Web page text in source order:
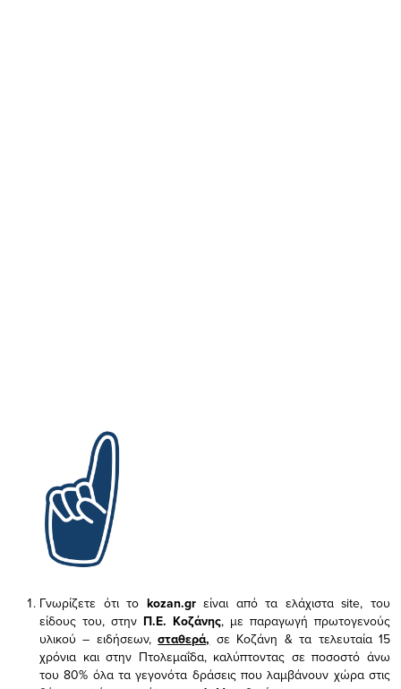
Γνωρίζετε ότι το kozan.gr είναι από τα ελάχισταsite, του
είδους του, στην Π.Ε. Κοζάνης, με παραγωγή πρωτογενούς
υλικού – ειδήσεων,σταθερά, σε Κοζάνη & τα τελευταία 15
χρόνια και στην Πτολεμαΐδα, καλύπτοντας σε ποσοστό άνω
του 80% όλα τα γεγονότα δράσεις που λαμβάνουν χώρα στις